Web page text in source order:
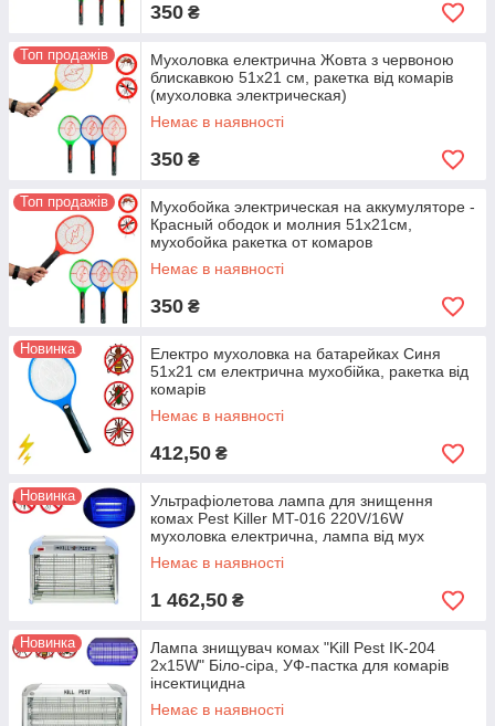
350 ₴
Топ продажів
Мухоловка електрична Жовта з червоною
блискавкою 51х21 см, ракетка від комарів
(мухоловка электрическая)
Немає в наявності
350 ₴
Топ продажів
Мухобойка электрическая на аккумуляторе -
Красный ободок и молния 51х21см,
мухобойка ракетка от комаров
Немає в наявності
350 ₴
Новинка
Електро мухоловка на батарейках Синя
51x21 см електрична мухобійка, ракетка від
комарів
Немає в наявності
412,50 ₴
Новинка
Ультрафіолетова лампа для знищення
комах Pest Killer MT-016 220V/16W
мухоловка електрична, лампа від мух
Немає в наявності
1 462,50 ₴
Новинка
Лампа знищувач комах "Kill Pest IK-204
2х15W" Біло-сіра, УФ-пастка для комарів
інсектицидна
Немає в наявності